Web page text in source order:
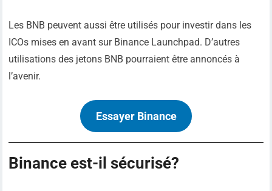
Les BNB peuvent aussi être utilisés pour investir dans les
ICOs mises en avant sur Binance Launchpad. D’autres
utilisations des jetons BNB pourraient être annoncés à
l’avenir.
Essayer Binance
Binance est-il sécurisé?